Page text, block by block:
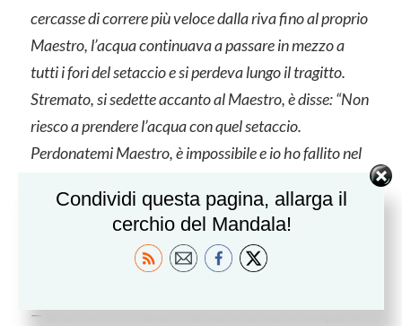
cercasse di correre più veloce dalla riva fino al proprio
Maestro, l’acqua continuava a passare in mezzo a
tutti i fori del setaccio e si perdeva lungo il tragitto.
Stremato, si sedette accanto al Maestro, è disse: “Non
riesco a prendere l’acqua con quel setaccio.
Perdonatemi Maestro, è impossibile e io ho fallito nel
“No — rispose il vecchio sorridendo — tu non hai
fallito. Guarda il setaccio, adesso è come nuovo.
L’acqua, filtrando dai suoi buchi lo ha ripulito”
— tu sei come il setaccio ed essi sono come l’acqua del
Condividi questa pagina, allarga il
cerchio del Mandala!